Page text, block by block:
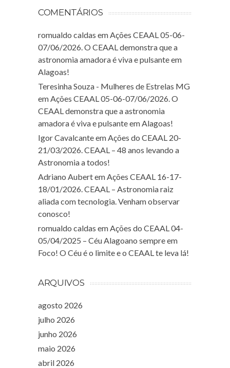
COMENTÁRIOS
romualdo caldas em Ações CEAAL 05-06-
07/06/2026. O CEAAL demonstra que a
astronomia amadora é viva e pulsante em
Alagoas!
Teresinha Souza - Mulheres de Estrelas MG
em Ações CEAAL 05-06-07/06/2026. O
CEAAL demonstra que a astronomia
amadora é viva e pulsante em Alagoas!
Igor Cavalcanteem Ações do CEAAL 20-
21/03/2026. CEAAL – 48 anos levando a
Astronomia a todos!
Adriano Aubertem Ações CEAAL 16-17-
18/01/2026. CEAAL – Astronomia raiz
aliada com tecnologia. Venham observar
conosco!
romualdo caldas em Ações do CEAAL 04-
05/04/2025 – Céu Alagoano sempre em
Foco! O Céu é o limite e o CEAAL te leva lá!
ARQUIVOS
agosto 2026
julho 2026
junho 2026
maio 2026
abril 2026